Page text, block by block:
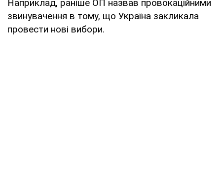
Наприклад, раніше ОП назвав провокаційними
звинувачення в тому, що Україна закликала
провести нові вибори.